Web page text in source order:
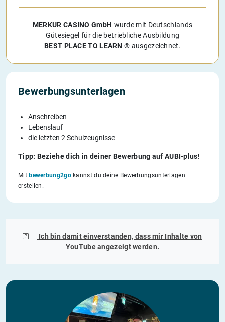
MERKUR CASINO GmbH wurde mit Deutschlands
Gütesiegel für die betriebliche Ausbildung
BEST PLACE TO LEARN ® ausgezeichnet.
Bewerbungsunterlagen
Anschreiben
Lebenslauf
die letzten 2 Schulzeugnisse
Tipp: Beziehe dich in deiner Bewerbung auf AUBI-plus!
Mit bewerbung2gokannst du deine Bewerbungsunterlagen
erstellen.
Ich bin damit einverstanden, dass mir Inhalte von
YouTubeangezeigt werden.